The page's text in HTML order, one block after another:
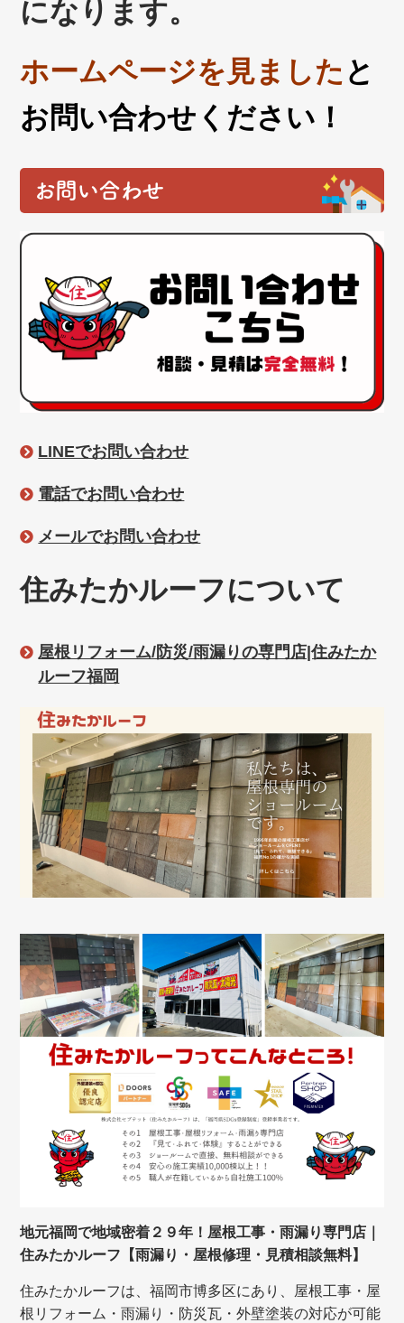
になります。
ホームページを見ました と
お問い合わせください！
お問い合わせ
LINEでお問い合わせ
電話でお問い合わせ
メールでお問い合わせ
住みたかルーフについて
屋根リフォーム/防災/雨漏りの専門店|住みたか
ルーフ福岡
地元福岡で地域密着２９年！屋根工事・雨漏り専門店｜
住みたかルーフ【雨漏り・屋根修理・見積相談無料】
住みたかルーフは、福岡市博多区にあり、屋根工事・屋
根リフォーム・雨漏り・防災瓦・外壁塗装の対応が可能